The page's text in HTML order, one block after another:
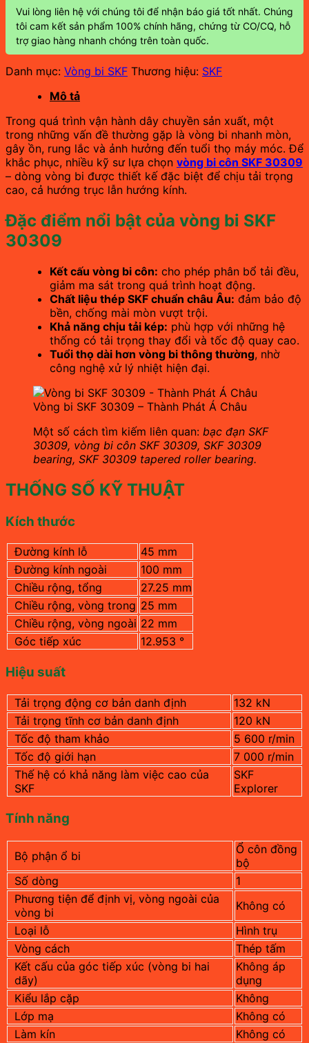
Vui lòng liên hệ với chúng tôi để nhận báo giá tốt nhất. Chúng
tôi cam kết sản phẩm 100% chính hãng, chứng từ CO/CQ, hỗ
trợ giao hàng nhanh chóng trên toàn quốc.
Danh mục: Vòng bi SKF Thương hiệu: SKF
Mô tả
Trong quá trình vận hành dây chuyền sản xuất, một
trong những vấn đề thường gặp là vòng bi nhanh mòn,
gây ồn, rung lắc và ảnh hưởng đến tuổi thọ máy móc. Để
khắc phục, nhiều kỹ sư lựa chọn vòng bi côn SKF 30309
– dòng vòng bi được thiết kế đặc biệt để chịu tải trọng
cao, cả hướng trục lẫn hướng kính.
Đặc điểm nổi bật của vòng bi SKF
30309
Kết cấu vòng bi côn: cho phép phân bổ tải đều,
giảm ma sát trong quá trình hoạt động.
Chất liệu thép SKF chuẩn châu Âu: đảm bảo độ
bền, chống mài mòn vượt trội.
Khả năng chịu tải kép: phù hợp với những hệ
thống có tải trọng thay đổi và tốc độ quay cao.
Tuổi thọ dài hơn vòng bi thông thường, nhờ
công nghệ xử lý nhiệt hiện đại.
Vòng bi SKF 30309 – Thành Phát Á Châu
Một số cách tìm kiếm liên quan: bạc đạn SKF
30309, vòng bi côn SKF 30309, SKF 30309
bearing, SKF 30309 tapered roller bearing.
THỐNG SỐ KỸ THUẬT
Kích thước
Đường kính lỗ
45 mm
Đường kính ngoài
100 mm
Chiều rộng, tổng
27.25 mm
Chiều rộng, vòng trong 25 mm
Chiều rộng, vòng ngoài 22 mm
Góc tiếp xúc
12.953 °
Hiệu suất
Tải trọng động cơ bản danh định
132 kN
Tải trọng tĩnh cơ bản danh định
120 kN
Tốc độ tham khảo
5 600 r/min
Tốc độ giới hạn
7 000 r/min
Thế hệ có khả năng làm việc cao của
SKF
SKF
Explorer
Tính năng
Bộ phận ổ bi
Ổ côn đồng
bộ
Số dòng
1
Phương tiện để định vị, vòng ngoài của
vòng bi
Không có
Loại lỗ
Hình trụ
Vòng cách
Thép tấm
Kết cấu của góc tiếp xúc (vòng bi hai
dãy)
Không áp
dụng
Kiểu lắp cặp
Không
Lớp mạ
Không có
Làm kín
Không có